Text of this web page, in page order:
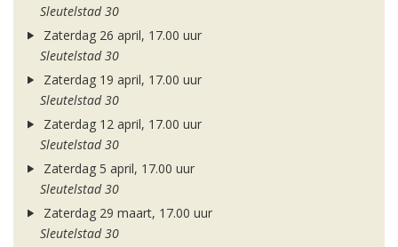
Sleutelstad 30
Zaterdag 26 april, 17.00 uur
Sleutelstad 30
Zaterdag 19 april, 17.00 uur
Sleutelstad 30
Zaterdag 12 april, 17.00 uur
Sleutelstad 30
Zaterdag 5 april, 17.00 uur
Sleutelstad 30
Zaterdag 29 maart, 17.00 uur
Sleutelstad 30